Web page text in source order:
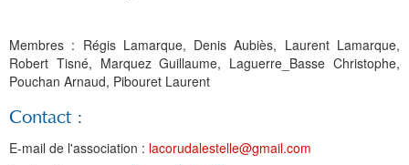
Membres : Régis Lamarque, Denis Aubiès, Laurent Lamarque,
Robert Tisné, Marquez Guillaume, Laguerre_Basse Christophe,
Pouchan Arnaud, Pibouret Laurent
Contact :
E-mail de l'association : lacorudalestelle@gmail.com